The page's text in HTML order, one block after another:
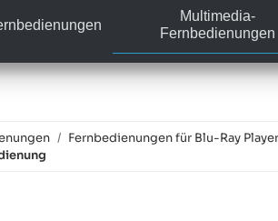
Multimedia-
Fernbedienungen
Fernbedienungen für Blu-Ray Player